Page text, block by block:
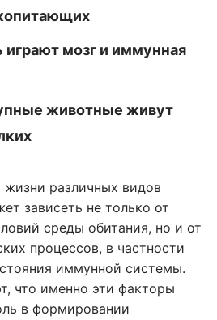
играют мозг и иммунная
животные живут
различных видов
зависеть не только от
среды обитания, но и от
процессов, в частности
иммунной системы.
что именно эти факторы
в формировании